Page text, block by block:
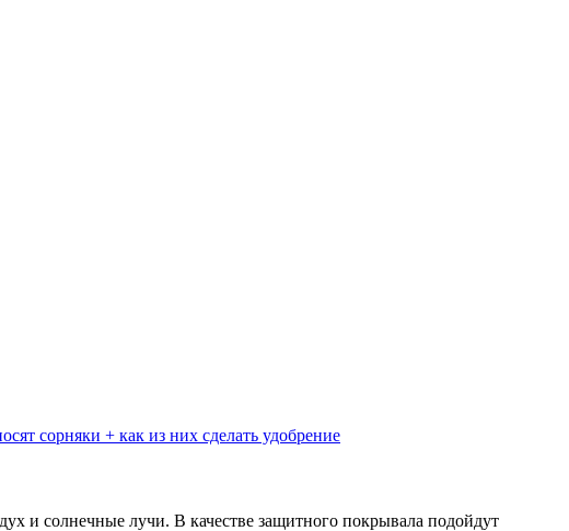
сорняки + как из них сделать удобрение
и солнечные лучи. В качестве защитного покрывала подойдут